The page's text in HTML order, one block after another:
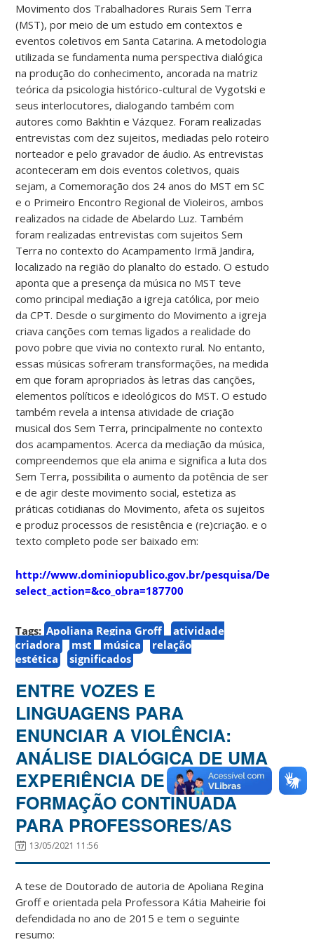
Movimento dos Trabalhadores Rurais Sem Terra
(MST), por meio de um estudo em contextos e
eventos coletivos em Santa Catarina. A metodologia
utilizada se fundamenta numa perspectiva dialógica
na produção do conhecimento, ancorada na matriz
teórica da psicologia histórico-cultural de Vygotski e
seus interlocutores, dialogando também com
autores como Bakhtin e Vázquez. Foram realizadas
entrevistas com dez sujeitos, mediadas pelo roteiro
norteador e pelo gravador de áudio. As entrevistas
aconteceram em dois eventos coletivos, quais
sejam, a Comemoração dos 24 anos do MST em SC
e o Primeiro Encontro Regional de Violeiros, ambos
realizados na cidade de Abelardo Luz. Também
foram realizadas entrevistas com sujeitos Sem
Terra no contexto do Acampamento Irmã Jandira,
localizado na região do planalto do estado. O estudo
aponta que a presença da música no MST teve
como principal mediação a igreja católica, por meio
da CPT. Desde o surgimento do Movimento a igreja
criava canções com temas ligados a realidade do
povo pobre que vivia no contexto rural. No entanto,
essas músicas sofreram transformações, na medida
em que foram apropriados às letras das canções,
elementos políticos e ideológicos do MST. O estudo
também revela a intensa atividade de criação
musical dos Sem Terra, principalmente no contexto
dos acampamentos. Acerca da mediação da música,
compreendemos que ela anima e significa a luta dos
Sem Terra, possibilita o aumento da potência de ser
e de agir deste movimento social, estetiza as
práticas cotidianas do Movimento, afeta os sujeitos
e produz processos de resistência e (re)criação. e o
texto completo pode ser baixado em:
http://www.dominiopublico.gov.br/pesquisa/
select_action=&co_obra=187700
Tags: Apoliana Regina Groff
atividade
criadora
mst música
relação
estética
significados
ENTRE VOZES E
LINGUAGENS PARA
ENUNCIAR A VIOLÊNCIA:
ANÁLISE DIALÓGICA DE UMA
EXPERIÊNCIA DE
FORMAÇÃO CONTINUADA
PARA PROFESSORES/AS
13/05/2021 11:56
A tese de Doutorado de autoria de Apoliana Regina
Groff e orientada pela Professora Kátia Maheirie foi
defendidada no ano de 2015 e tem o seguinte
resumo: